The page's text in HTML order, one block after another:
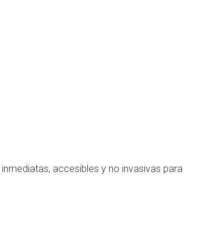
accesibles y no invasivas para